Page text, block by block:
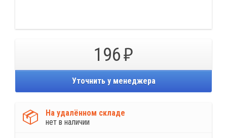
196
Уточнить у менеджера
На удалённом складе
нет в наличии